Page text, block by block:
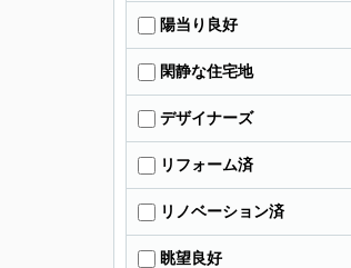
陽当り良好
閑静な住宅地
デザイナーズ
リフォーム済
リノベーション済
眺望良好